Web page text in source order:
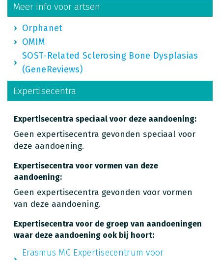
Meer info voor artsen
Orphanet
OMIM
SOST-Related Sclerosing Bone Dysplasias
(GeneReviews)
Expertisecentra
Expertisecentra speciaal voor deze aandoening:
Geen expertisecentra gevonden speciaal voor
deze aandoening.
Expertisecentra voor vormen van deze
aandoening:
Geen expertisecentra gevonden voor vormen
van deze aandoening.
Expertisecentra voor de groep van aandoeningen
waar deze aandoening ook bij hoort:
Erasmus MC Expertisecentrum voor